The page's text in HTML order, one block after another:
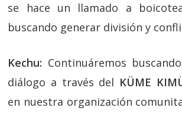
se hace un llamado a
buscando generar división y
Kechu: Continuáremos
diálogo a través del KÜME
en nuestra organización